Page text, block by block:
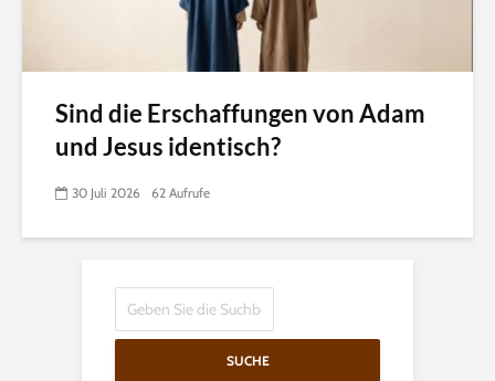
Sind die Erschaffungen von Adam
und Jesus identisch?
30 Juli 2026 62 Aufrufe
SUCHE